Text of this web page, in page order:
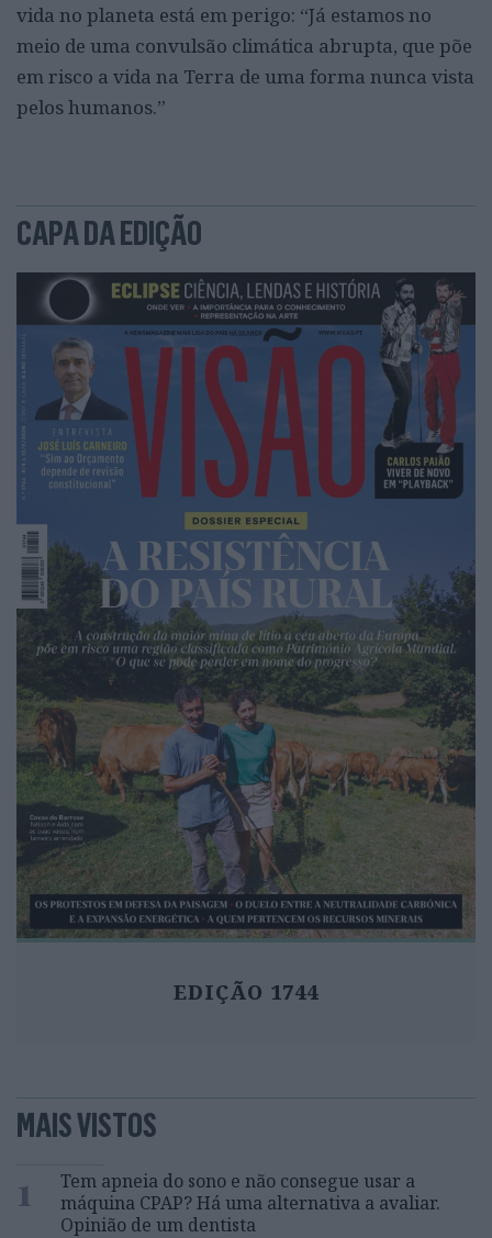
vida no planeta está em perigo: “Já estamos no
meio de uma convulsão climática abrupta, que põe
em risco a vida na Terra de uma forma nunca vista
pelos humanos.”
CAPA DA EDIÇÃO
EDIÇÃO 1744
MAIS VISTOS
1
Tem apneia do sono e não consegue usar a
máquina CPAP? Há uma alternativa a avaliar.
Opinião de um dentista